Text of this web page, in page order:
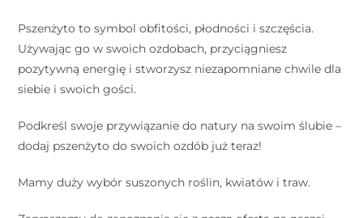
Pszenżyto to symbol obfitości, płodności i szczęścia.
Używając go w swoich ozdobach, przyciągniesz
pozytywną energię i stworzysz niezapomniane chwile dla
siebie i swoich gości.
Podkreśl swoje przywiązanie do natury na swoim ślubie –
dodaj pszenżyto do swoich ozdób już teraz!
Mamy duży wybór suszonych roślin, kwiatów i traw.